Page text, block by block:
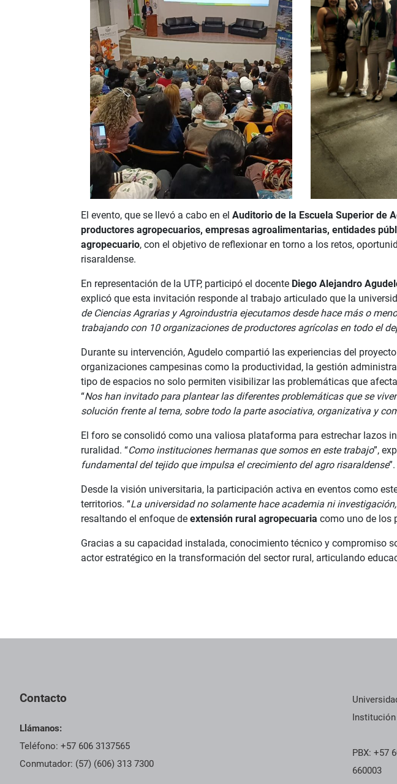
El evento, que se llevó a cabo en el Auditorio de la Escuela Superior de
productores agropecuarios, empresas agroalimentarias, entidades
agropecuario, con el objetivo de reflexionar en torno a los retos,
risaraldense.
En representación de la UTP, participó el docente Diego Alejandro
explicó que esta invitación responde al trabajo articulado que la
de Ciencias Agrarias y Agroindustria ejecutamos desde hace más o
trabajando con 10 organizaciones de productores agrícolas en todo el
Durante su intervención, Agudelo compartió las experiencias del
organizaciones campesinas como la productividad, la gestión
tipo de espacios no solo permiten visibilizar las problemáticas que
“Nos han invitado para plantear las diferentes problemáticas que se
solución frente al tema, sobre todo la parte asociativa, organizativa y
El foro se consolidó como una valiosa plataforma para estrechar lazos
ruralidad. “Como instituciones hermanas que somos en este trabajo”,
fundamental del tejido que impulsa el crecimiento del agro risaraldense”.
Desde la visión universitaria, la participación activa en eventos como
territorios. “La universidad no solamente hace academia ni
resaltando el enfoque de extensión rural agropecuaria como uno de los
Gracias a su capacidad instalada, conocimiento técnico y compromiso
actor estratégico en la transformación del sector rural, articulando
Contacto
Llámanos:
Teléfono: +57 606 3137565
Conmutador: (57) (606) 313 7300
Institución
PBX: +57
660003